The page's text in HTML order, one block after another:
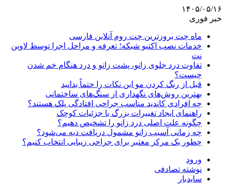
۱۴۰۵/۰۵/۱۶
خبر فوری
ماه چت بروزترین چت روم آنلاین فارسی
خدمات نصب اکتیو شبکه؛ تعرفه و مراحل اجرا توسط لاوین
نت
تفاوت درد جلوی زانو، پشت زانو و درد هنگام خم شدن
چیست؟
قبل از رنگ کردن مو این نکات را حتماً بدانید
بهترین روش‌های نگهداری از سنگ‌های ساختمانی
چه افرادی کاندید مناسب جراحی افتادگی پلک هستند؟
راهنمای ایجاد تغییرات بزرگ با جزئیات کوچک
چگونه علت اصلی درد زانو را تشخیص دهیم؟
چه زمانی آسیب زانو مشمول دریافت دیه می‌شود؟
چطور یک مرکز معتبر برای جراحی زیبایی انتخاب کنیم؟
ورود
نوشته تصادفی
سایدبار